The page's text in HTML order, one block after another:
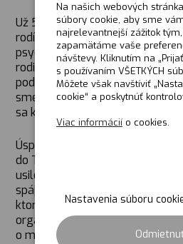
Na našich webových
súbory cookie, aby sme
najrelevantnejší zážitok
zapamätáme vaše
návštevy. Kliknutím na
s používaním VŠETKÝCH
Môžete však navštíviť
cookie“ a poskytnúť
Viac informácií o cookies.
Nastavenia súboru
Už 5 rokov sa v Žilinskom kraji
rodín v kríze doplnením a
psychologických a právnych
rodiny prepojením neziskových
podporujeme. Aj vďaka našej
sme od vzniku projektu
sa k nim viac pomoci.
Úspech projektu priniesol, že
do Trenčianskeho kraja.
usilovne vyhľadávali kontakty
spája rovnaké poslanie –
ktoré čelia nepriazni osudu. S
organizácií a úradov sme sa
o možnej spolupráci.